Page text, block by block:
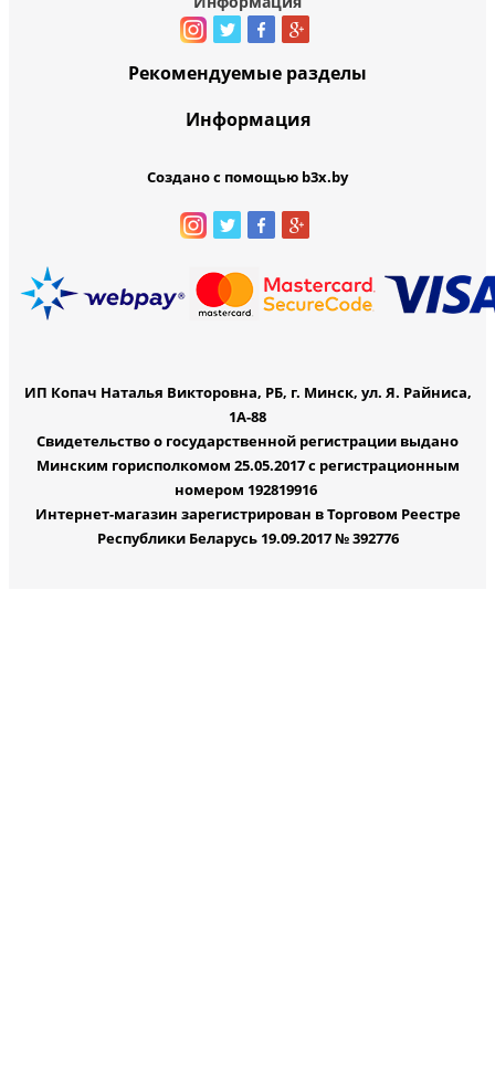
Рекомендуемые разделы
Информация
Создано с помощью b3x.by
ИП Копач Наталья Викторовна, РБ, г. Минск, ул. Я. Райниса,
1А-88
Свидетельство о государственной регистрации выдано
Минским горисполкомом 25.05.2017 с регистрационным
номером 192819916
Интернет-магазин зарегистрирован в Торговом Реестре
Республики Беларусь 19.09.2017 № 392776